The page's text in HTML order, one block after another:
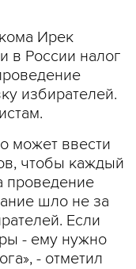
Ирек
в России налог
избирателей.
может ввести
чтобы каждый
проведение
шло не за
Если
- ему нужно
- отметил